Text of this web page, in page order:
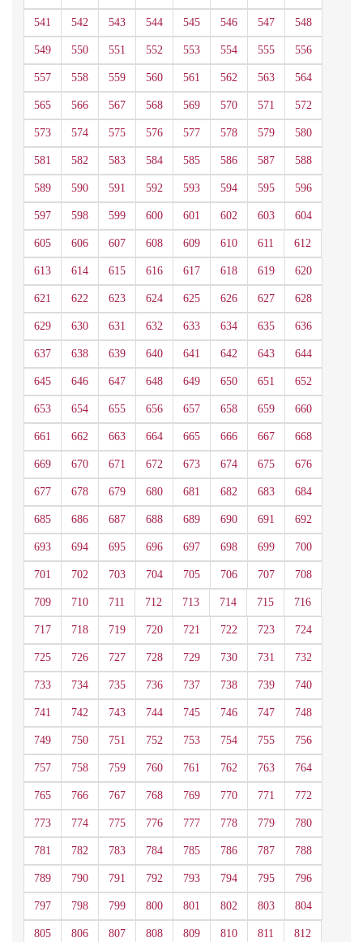
541 542 543 544 545 546 547 548
549 550 551 552 553 554 555 556
557 558 559 560 561 562 563 564
565 566 567 568 569 570 571 572
573 574 575 576 577 578 579 580
581 582 583 584 585 586 587 588
589 590 591 592 593 594 595 596
597 598 599 600 601 602 603 604
605 606 607 608 609 610 611 612
613 614 615 616 617 618 619 620
621 622 623 624 625 626 627 628
629 630 631 632 633 634 635 636
637 638 639 640 641 642 643 644
645 646 647 648 649 650 651 652
653 654 655 656 657 658 659 660
661 662 663 664 665 666 667 668
669 670 671 672 673 674 675 676
677 678 679 680 681 682 683 684
685 686 687 688 689 690 691 692
693 694 695 696 697 698 699 700
701 702 703 704 705 706 707 708
709 710 711 712 713 714 715 716
717 718 719 720 721 722 723 724
725 726 727 728 729 730 731 732
733 734 735 736 737 738 739 740
741 742 743 744 745 746 747 748
749 750 751 752 753 754 755 756
757 758 759 760 761 762 763 764
765 766 767 768 769 770 771 772
773 774 775 776 777 778 779 780
781 782 783 784 785 786 787 788
789 790 791 792 793 794 795 796
797 798 799 800 801 802 803 804
805 806 807 808 809 810 811 812